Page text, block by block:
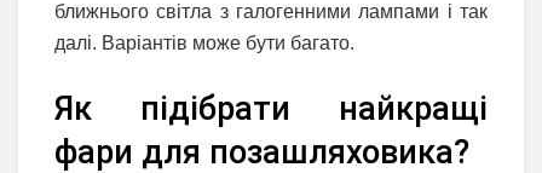
ближнього світла з галогенними лампами і так
далі. Варіантів може бути багато.
Як підібрати найкращі
фари для позашляховика?